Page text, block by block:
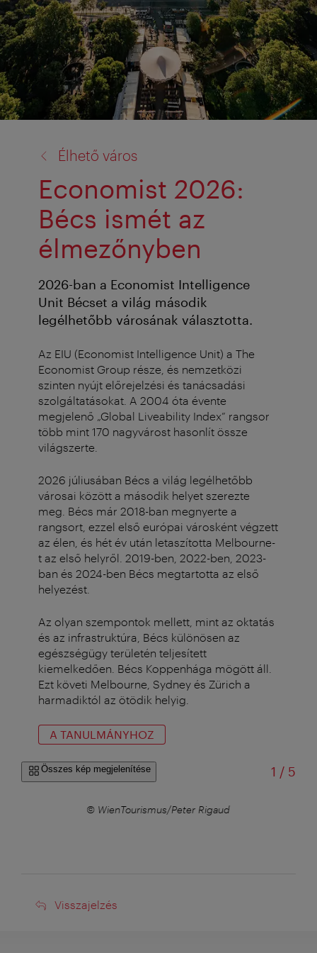
Élhető város
Economist 2026:
Bécs ismét az
élmezőnyben
2026-ban a Economist Intelligence
Unit Bécset a világ második
legélhetőbb városának választotta.
Az EIU (Economist Intelligence Unit) a The
Economist Group része, és nemzetközi
szinten nyújt előrejelzési és tanácsadási
szolgáltatásokat. A 2004 óta évente
megjelenő „Global Liveability Index” rangsor
több mint 170 nagyvárost hasonlít össze
világszerte.
2026 júliusában Bécs a világ legélhetőbb
városai között a második helyet szerezte
meg. Bécs már 2018-ban megnyerte a
rangsort, ezzel első európai városként végzett
az élen, és hét év után letaszította Melbourne-
t az első helyről. 2019-ben, 2022-ben, 2023-
ban és 2024-ben Bécs megtartotta az első
helyezést.
Az olyan szempontok mellett, mint az oktatás
és az infrastruktúra, Bécs különösen az
egészségügy területén teljesített
kiemelkedően. Bécs Koppenhága mögött áll.
Ezt követi Melbourne, Sydney és Zürich a
harmadiktól az ötödik helyig.
A TANULMÁNYHOZ
Összes kép megjelenítése 1 // 5
© WienTourismus/Peter Rigaud
Visszajelzés
Visszajelzés